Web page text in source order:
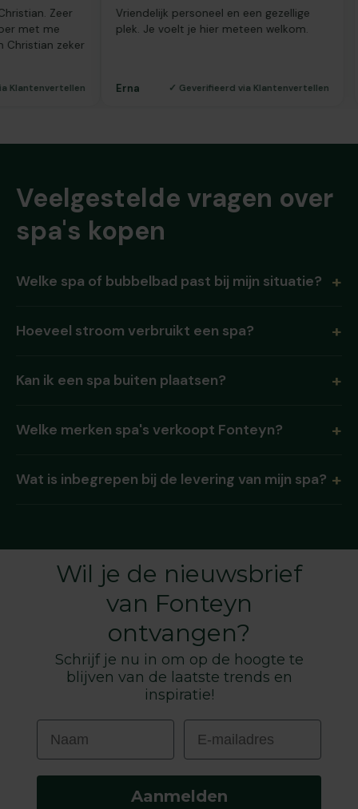
met Christian. Zeer
super met me
en Christian zeker
via Klantenvertellen
Vriendelijk personeel en een gezellige
plek. Je voelt je hier meteen welkom.
Erna ✓ Geverifieerd via
Veelgestelde vragen over
spa's kopen
Welke spa of bubbelbad past bij mijn situatie?
Hoeveel stroom verbruikt een spa?
Kan ik een spa buiten plaatsen?
Welke merken spa's verkoopt Fonteyn?
Wat is inbegrepen bij de levering van mijn spa?
Wil je de nieuwsbrief
van Fonteyn
ontvangen?
Schrijf je nu in om op de hoogte te
blijven van de laatste trends en
inspiratie!
Aanmelden